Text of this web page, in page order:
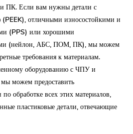
ПК. Если вам нужны детали с
(PEEK), отличными износостойкими и
(PPS) или хорошими
(нейлон, АБС, ПОМ, ПК), мы можем
требования к материалам.
оборудованию с ЧПУ и
можем предоставить
обработке всех этих материалов,
пластиковые детали, отвечающие